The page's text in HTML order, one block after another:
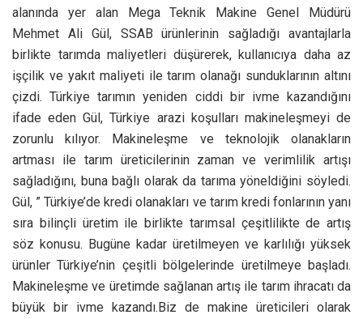
alanında yer alan Mega Teknik Makine Genel Müdürü
Mehmet Ali Gül, SSAB ürünlerinin sağladığı avantajlarla
birlikte tarımda maliyetleri düşürerek, kullanıcıya daha az
işçilik ve yakıt maliyeti ile tarım olanağı sunduklarının altını
çizdi. Türkiye tarımın yeniden ciddi bir ivme kazandığını
ifade eden Gül, Türkiye arazi koşulları makineleşmeyi de
zorunlu kılıyor. Makineleşme ve teknolojik olanakların
artması ile tarım üreticilerinin zaman ve verimlilik artışı
sağladığını, buna bağlı olarak da tarıma yöneldiğini söyledi.
Gül, ” Türkiye’de kredi olanakları ve tarım kredi fonlarının yanı
sıra bilinçli üretim ile birlikte tarımsal çeşitlilikte de artış
söz konusu. Bugüne kadar üretilmeyen ve karlılığı yüksek
ürünler Türkiye’nin çeşitli bölgelerinde üretilmeye başladı.
Makineleşme ve üretimde sağlanan artış ile tarım ihracatı da
büyük bir ivme kazandı.Biz de makine üreticileri olarak